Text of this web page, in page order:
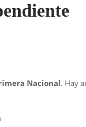
Nacional. Hay